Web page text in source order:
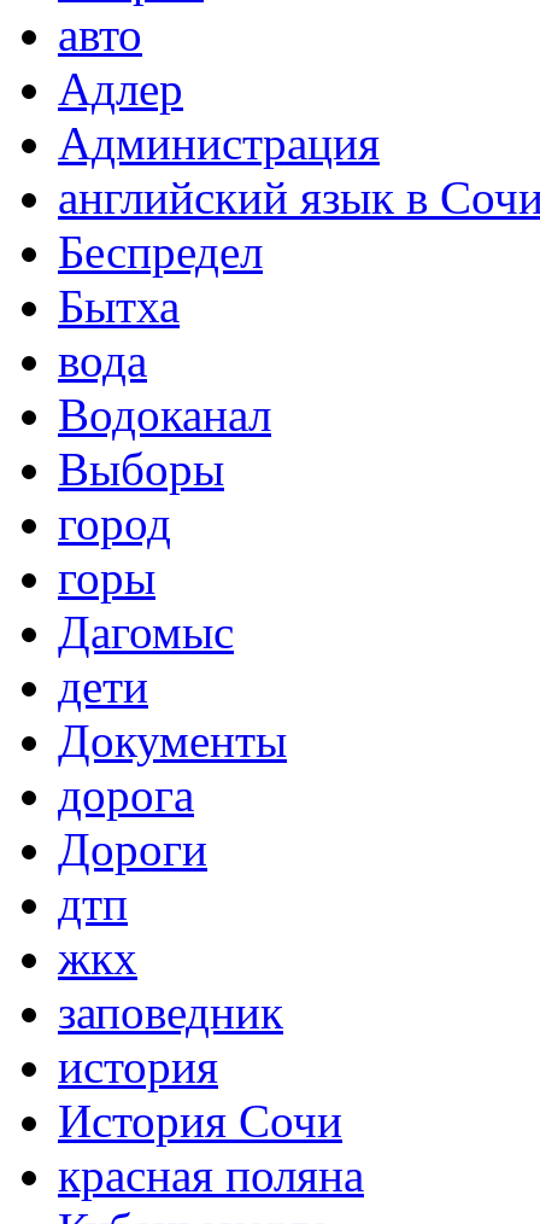
авто
Адлер
Администрация
английский язык в
Беспредел
Бытха
вода
Водоканал
Выборы
город
горы
Дагомыс
дети
Документы
дорога
Дороги
дтп
жкх
заповедник
история
История Сочи
красная поляна